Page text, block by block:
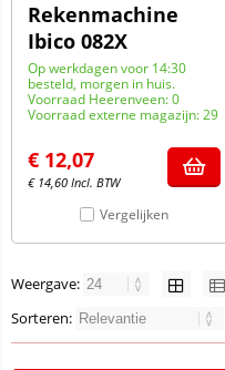
Rekenmachine
Ibico 082X
Op werkdagen voor 14:30
besteld, morgen in huis.
Voorraad Heerenveen: 0
Voorraad externe magazijn: 29
€ 12,07
€ 14,60 Incl. BTW
Vergelijken
Weergave:
Sorteren: